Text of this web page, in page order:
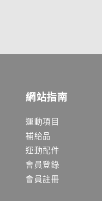
網站指南
運動項目
補給品
運動配件
會員登錄
會員註冊